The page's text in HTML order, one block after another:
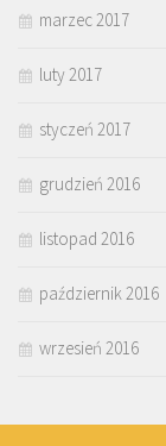
marzec 2017
luty 2017
styczeń 2017
grudzień 2016
listopad 2016
październik 2016
wrzesień 2016